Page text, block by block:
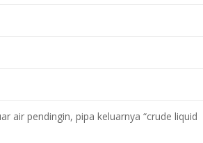
air pendingin, pipa keluarnya “crude liquid